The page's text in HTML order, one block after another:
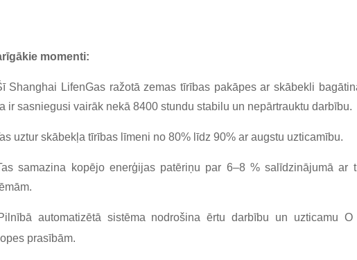
momenti:
Shanghai LifenGas ražotā zemas tīrības pakāpes ar skābekli
ir sasniegusi vairāk nekā 8400 stundu stabilu un nepārtrauktu darbību.
uztur skābekļa tīrības līmeni no 80% līdz 90% ar augstu uzticamību.
samazina kopējo enerģijas patēriņu par 6–8 % salīdzinājumā ar
automatizētā sistēma nodrošina ērtu darbību un uzticamu O
prasībām.